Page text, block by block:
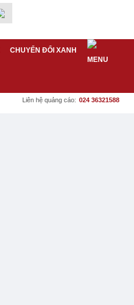
CHUYỂN ĐỔI XANH
Liên hệ quảng cáo: 024 36321588